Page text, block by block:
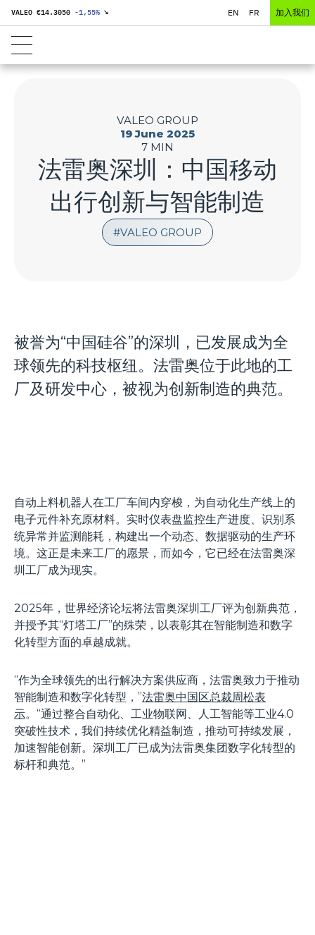
VALEO €14.3050 -1,55% ↘ EN FR 加入我们
VALEO GROUP
VALEO GROUP
19 June 2025
7 MIN
法雷奥深圳：中国移动
出行创新与智能制造
被誉为“中国硅谷”的深圳，已发展成为全
球领先的科技枢纽。法雷奥位于此地的工
厂及研发中心，被视为创新制造的典范。
自动上料机器人在工厂车间内穿梭，为自动化生产线上的
电子元件补充原材料。实时仪表盘监控生产进度、识别系
统异常并监测能耗，构建出一个动态、数据驱动的生产环
境。这正是未来工厂的愿景，而如今，它已经在法雷奥深
圳工厂成为现实。
2025年，世界经济论坛将法雷奥深圳工厂评为创新典范，
并授予其“灯塔工厂”的殊荣，以表彰其在智能制造和数字
化转型方面的卓越成就。
“作为全球领先的出行解决方案供应商，法雷奥致力于推动
智能制造和数字化转型，”法雷奥中国区总裁周松表
示。“通过整合自动化、工业物联网、人工智能等工业4.0
突破性技术，我们持续优化精益制造，推动可持续发展，
加速智能创新。深圳工厂已成为法雷奥集团数字化转型的
标杆和典范。”